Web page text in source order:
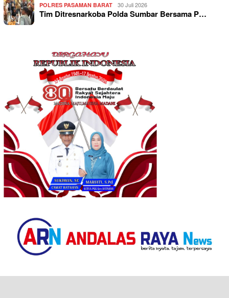
POLRES PASAMAN BARAT 30 Juli 2026
Tim Ditresnarkoba Polda Sumbar Bersama P…